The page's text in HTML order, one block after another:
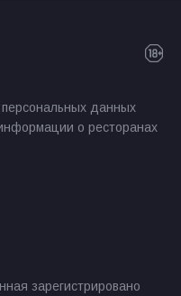
данных
о ресторанах
зарегистрировано